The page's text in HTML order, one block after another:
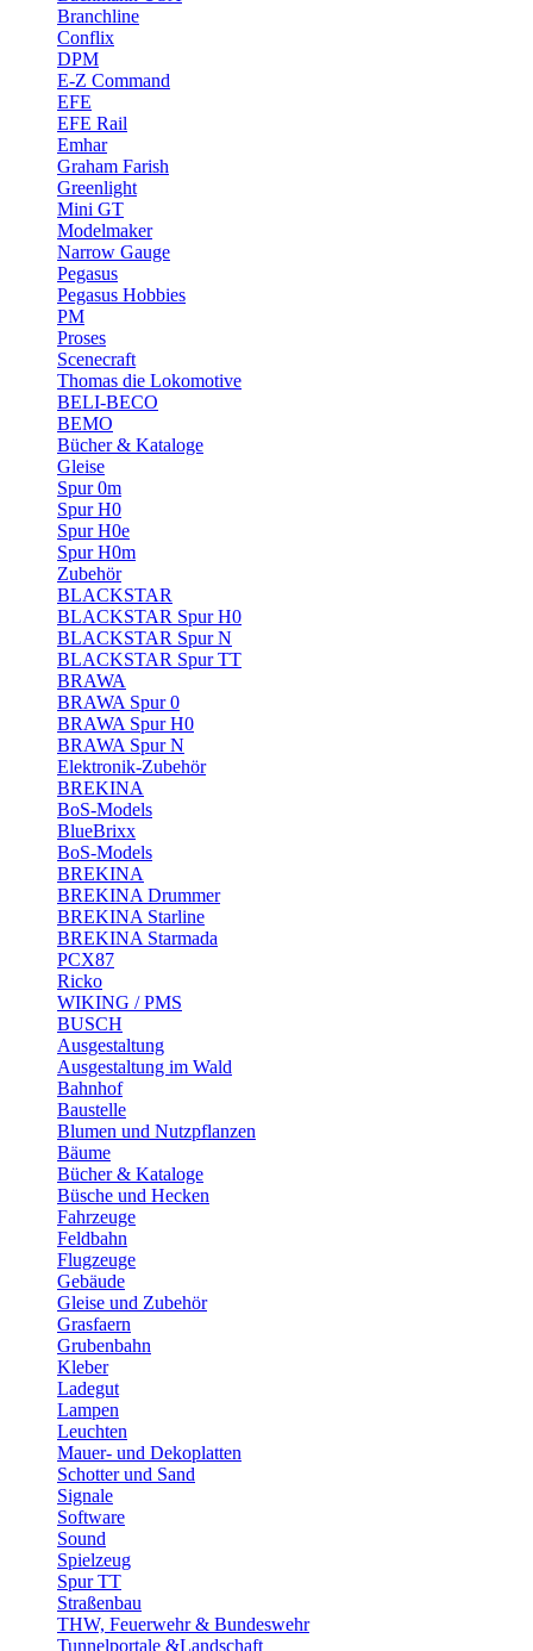
Branchline
Conflix
DPM
E-Z Command
EFE
EFE Rail
Emhar
Graham Farish
Greenlight
Mini GT
Modelmaker
Narrow Gauge
Pegasus
Pegasus Hobbies
PM
Proses
Scenecraft
Thomas die Lokomotive
BELI-BECO
BEMO
Bücher & Kataloge
Gleise
Spur 0m
Spur H0
Spur H0e
Spur H0m
Zubehör
BLACKSTAR
BLACKSTAR Spur H0
BLACKSTAR Spur N
BLACKSTAR Spur TT
BRAWA
BRAWA Spur 0
BRAWA Spur H0
BRAWA Spur N
Elektronik-Zubehör
BREKINA
BoS-Models
BlueBrixx
BoS-Models
BREKINA
BREKINA Drummer
BREKINA Starline
BREKINA Starmada
PCX87
Ricko
WIKING / PMS
BUSCH
Ausgestaltung
Ausgestaltung im Wald
Bahnhof
Baustelle
Blumen und Nutzpflanzen
Bäume
Bücher & Kataloge
Büsche und Hecken
Fahrzeuge
Feldbahn
Flugzeuge
Gebäude
Gleise und Zubehör
Grasfaern
Grubenbahn
Kleber
Ladegut
Lampen
Leuchten
Mauer- und Dekoplatten
Schotter und Sand
Signale
Software
Sound
Spielzeug
Spur TT
Straßenbau
THW, Feuerwehr & Bundeswehr
Tunnelportale &Landschaft